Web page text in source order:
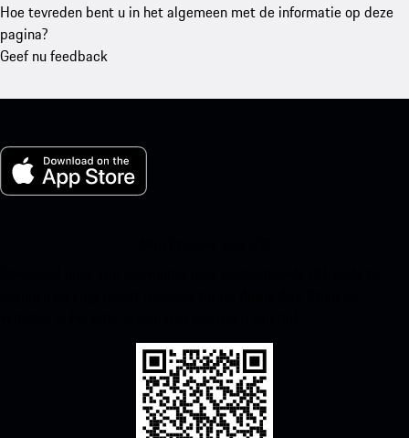
Hoe tevreden bent u in het algemeen met de informatie op deze
pagina?
Geef nu feedback